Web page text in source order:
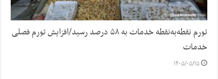
تورم نقطه‌به‌نقطه خدمات به ۵۸ درصد رسید/افزایش تورم فصلی
خدمات
۱۴۰۵/۰۵/۱۵